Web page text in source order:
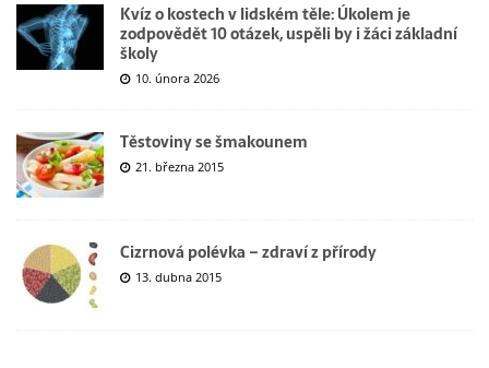
Kvíz o kostech v lidském těle: Úkolem je
zodpovědět 10 otázek, uspěli by i žáci základní
školy
10. února 2026
Těstoviny se šmakounem
21. března 2015
Cizrnová polévka – zdraví z přírody
13. dubna 2015